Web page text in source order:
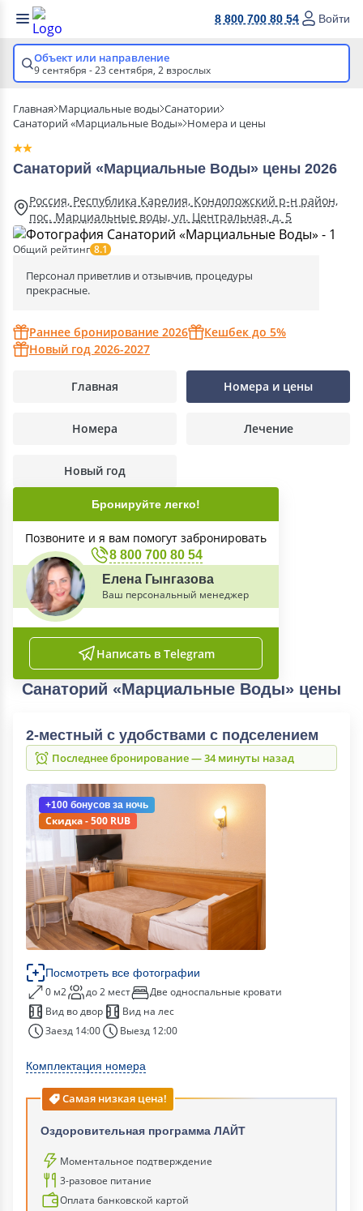
8 800 700 80 54 Войти
Объект или направление
9 сентября - 23 сентября, 2 взрослых
Главная Марциальные воды Санатории
Санаторий «Марциальные Воды» Номера и цены
Санаторий «Марциальные Воды» цены 2026
Россия, Республика Карелия, Кондопожский р-н район,
пос. Марциальные воды, ул. Центральная, д. 5
Общий рейтинг 8.1
Персонал приветлив и отзывчив, процедуры
прекрасные.
Раннее бронирование 2026
Кешбек до 5%
Новый год 2026-2027
Главная Номера и цены
Номера Лечение
Новый год
Бронируйте легко!
Позвоните и я вам помогут забронировать
8 800 700 80 54
Елена Гынгазова
Ваш персональный менеджер
Написать в Telegram
Санаторий «Марциальные Воды» цены
2-местный с удобствами с подселением
Последнее бронирование — 34 минуты назад
+100 бонусов за ночь
Скидка - 500 RUB
Посмотреть все фотографии
0 м2 до 2 мест
Две односпальные кровати
Вид во двор
Вид на лес
Заезд 14:00
Выезд 12:00
Комплектация номера
Самая низкая цена!
Оздоровительная программа ЛАЙТ
Моментальное подтверждение
3-разовое питание
Оплата банковской картой